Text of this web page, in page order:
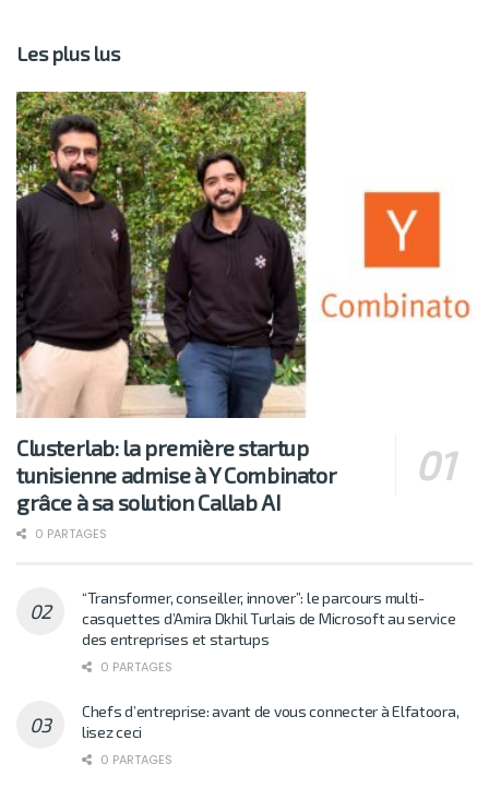
Les plus lus
Clusterlab: la première startup
tunisienne admise à Y Combinator
grâce à sa solution Callab AI
0 PARTAGES
“Transformer, conseiller, innover”: le parcours multi-
casquettes d’Amira Dkhil Turlais de Microsoft au service
des entreprises et startups
0 PARTAGES
Chefs d’entreprise: avant de vous connecter à Elfatoora,
lisez ceci
0 PARTAGES